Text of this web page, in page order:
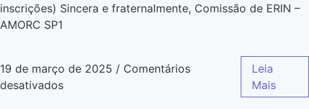
inscrições) Sincera e fraternalmente, Comissão de ERIN –
AMORC SP1
19 de março de 2025 / Comentários
desativados
Leia
Mais